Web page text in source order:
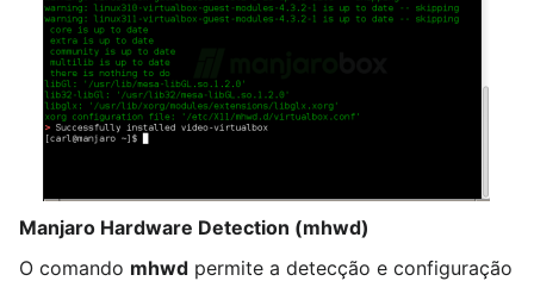
Manjaro Hardware Detection (mhwd)
O comando mhwd permite a detecção e configuração